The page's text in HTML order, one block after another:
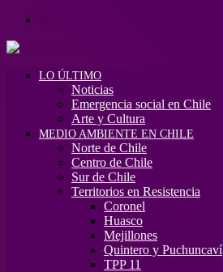
LO ÚLTIMO
Noticias
Emergencia social en Chile
Arte y Cultura
MEDIO AMBIENTE EN CHILE
Norte de Chile
Centro de Chile
Sur de Chile
Territorios en Resistencia
Coronel
Huasco
Mejillones
Quintero y Puchuncaví
TPP 11